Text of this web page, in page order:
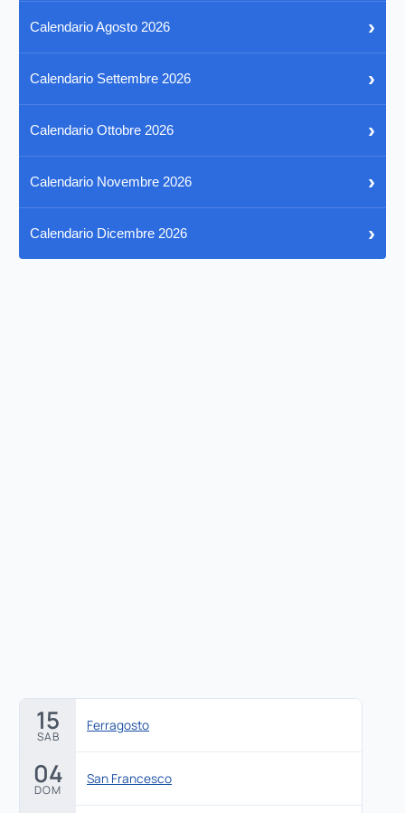
Calendario Agosto 2026 ›
Calendario Settembre 2026 ›
Calendario Ottobre 2026 ›
Calendario Novembre 2026 ›
Calendario Dicembre 2026 ›
15
SAB
Ferragosto
04
DOM
San Francesco